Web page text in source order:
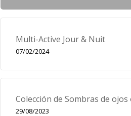
Multi-Active Jour & Nuit
07/02/2024
Colección de Sombras de
29/08/2023